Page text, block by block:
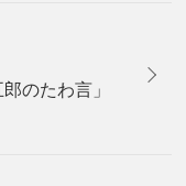
のたわ言」